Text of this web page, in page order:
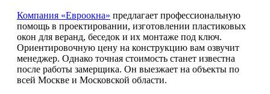
Компания «Евроокна» предлагает профессиональную
помощь в проектировании, изготовлении пластиковых
окон для веранд, беседок и их монтаже под ключ.
Ориентировочную цену на конструкцию вам озвучит
менеджер. Однако точная стоимость станет известна
после работы замерщика. Он выезжает на объекты по
всей Москве и Московской области.